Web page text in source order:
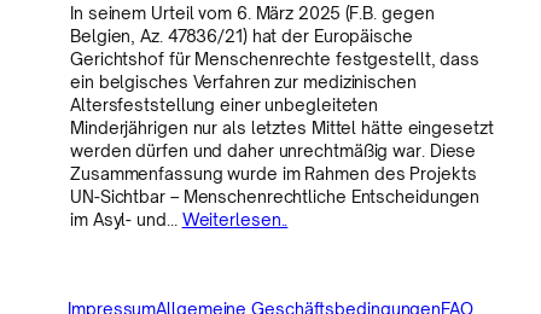
In seinem Urteil vom 6. März 2025 (F.B. gegen
Belgien, Az. 47836/21) hat der Europäische
Gerichtshof für Menschenrechte festgestellt, dass
ein belgisches Verfahren zur medizinischen
Altersfeststellung einer unbegleiteten
Minderjährigen nur als letztes Mittel hätte eingesetzt
werden dürfen und daher unrechtmäßig war. Diese
Zusammenfassung wurde im Rahmen des Projekts
UN-Sichtbar – Menschenrechtliche Entscheidungen
im Asyl- und… Weiterlesen..
ImpressumAllgemeine GeschäftsbedingungenFAQ